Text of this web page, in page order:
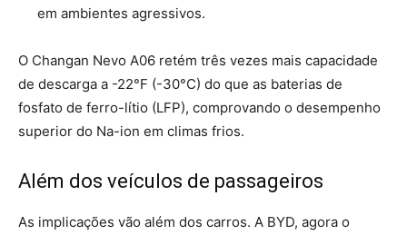
em ambientes agressivos.
O Changan Nevo A06 retém três vezes mais capacidade
de descarga a -22°F (-30°C) do que as baterias de
fosfato de ferro-lítio (LFP), comprovando o desempenho
superior do Na-ion em climas frios.
Além dos veículos de passageiros
As implicações vão além dos carros. A BYD, agora o